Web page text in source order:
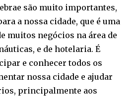
são muito importantes,
a nossa cidade, que é uma
muitos negócios na área de
e de hotelaria. É
e conhecer todos os
nossa cidade e ajudar
principalmente aos